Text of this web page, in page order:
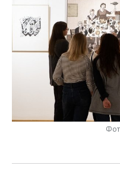
КОМУ ПРИНАДЛЕЖАТ
ТОРГОВЫЕ ЦЕНТРЫ
ТАТАРСТАНА
БЮДЖЕТ
ИНВЕСТИЦИИ
МАШИНОСТРОЕНИЕ
НЕФТЕХИМИЯ
ЭНЕРГЕТИКА
НОВОСТИ АВТО
БИЗНЕС
НОВОСТИ БИЗНЕСА
РОЗНИЧНАЯ
ТРАНСПОРТ
ТЕХНОЛОГИИ
НОВОСТИ
МЕРОПРИЯТИЯ
НОВОСТИ
ВЫЕЗДНАЯ
НОВОСТИ СПОРТА
ОБЩЕСТВО